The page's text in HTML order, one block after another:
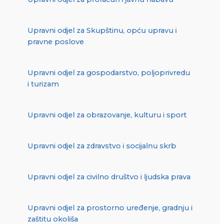
Upravni odjel za Skupštinu, opću upravu i
pravne poslove
Upravni odjel za gospodarstvo, poljoprivredu
i turizam
Upravni odjel za obrazovanje, kulturu i sport
Upravni odjel za zdravstvo i socijalnu skrb
Upravni odjel za civilno društvo i ljudska prava
Upravni odjel za prostorno uređenje, gradnju i
zaštitu okoliša